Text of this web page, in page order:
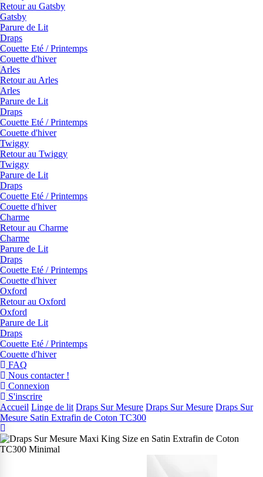
Retour au Gatsby
Gatsby
Parure de Lit
Draps
Couette Eté / Printemps
Couette d'hiver
Arles
Retour au Arles
Arles
Parure de Lit
Draps
Couette Eté / Printemps
Couette d'hiver
Twiggy
Retour au Twiggy
Twiggy
Parure de Lit
Draps
Couette Eté / Printemps
Couette d'hiver
Charme
Retour au Charme
Charme
Parure de Lit
Draps
Couette Eté / Printemps
Couette d'hiver
Oxford
Retour au Oxford
Oxford
Parure de Lit
Draps
Couette Eté / Printemps
Couette d'hiver
FAQ
Nous contacter !
Connexion
S'inscrire
Accueil Linge de lit Draps Sur Mesure Draps Sur Mesure Draps Sur
Mesure Satin Extrafin de Coton TC300